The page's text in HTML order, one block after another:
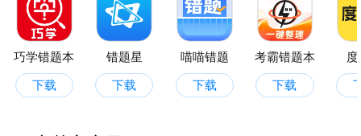
巧学错题本
下载
错题星
下载
喵喵错题
下载
考霸错题本
下载